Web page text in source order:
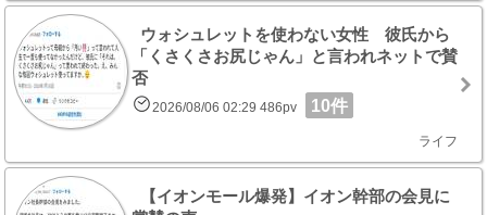
ウォシュレットを使わない女性 彼氏から
「くさくさお尻じゃん」と言われネットで賛
否
2026/08/06 02:29 486pv 10件
ライフ
【イオンモール爆発】イオン幹部の会見に